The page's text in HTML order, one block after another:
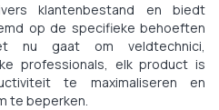
klantenbestand en biedt
op de specifieke behoeften
nu gaat om veldtechnici,
professionals, elk product is
te maximaliseren en
te beperken.